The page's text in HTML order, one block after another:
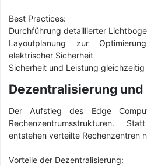
Best Practices:
Durchführung detaillierter
Layoutplanung zur
elektrischer Sicherheit
Sicherheit und Leistung
Dezentralisierung und
Der Aufstieg des Edge
Rechenzentrumsstrukturen.
entstehen verteilte Rechenzentren
Vorteile der Dezentralisierung: